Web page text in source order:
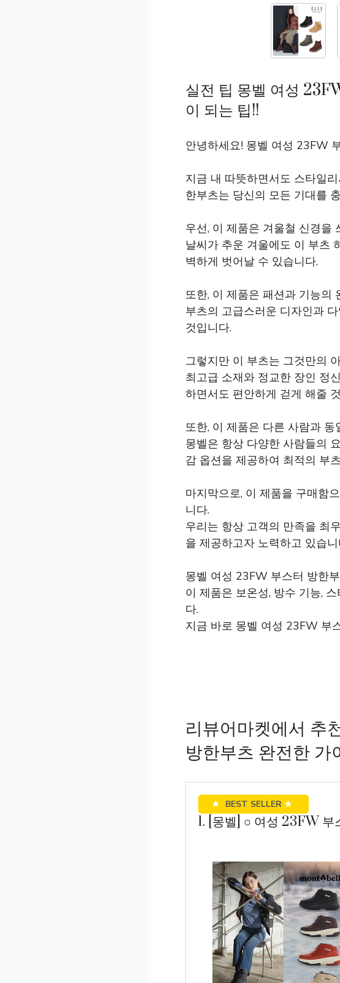
실전 팁 몽벨 여성
이 되는 팁!!
안녕하세요! 몽벨 여성 23FW
지금 내 따뜻하면서도 스타일
한부츠는 당신의 모든 기대를
우선, 이 제품은 겨울철 신경을
날씨가 추운 겨울에도 이 부츠
벽하게 벗어날 수 있습니다.
또한, 이 제품은 패션과 기능의
부츠의 고급스러운 디자인과
것입니다.
그렇지만 이 부츠는 그것만의
최고급 소재와 정교한 장인 정
하면서도 편안하게 걷게 해줄
또한, 이 제품은 다른 사람과
몽벨은 항상 다양한 사람들의
감 옵션을 제공하여 최적의 부
마지막으로, 이 제품을 구매함
니다.
우리는 항상 고객의 만족을 최
을 제공하고자 노력하고 있습니
몽벨 여성 23FW 부스터 방한
이 제품은 보온성, 방수 기능,
다.
지금 바로 몽벨 여성 23FW 부
리뷰어마켓에서 추
방한부츠 완전한 가
★ BEST SELLER ★
1. [몽벨] ○ 여성 23FW 부